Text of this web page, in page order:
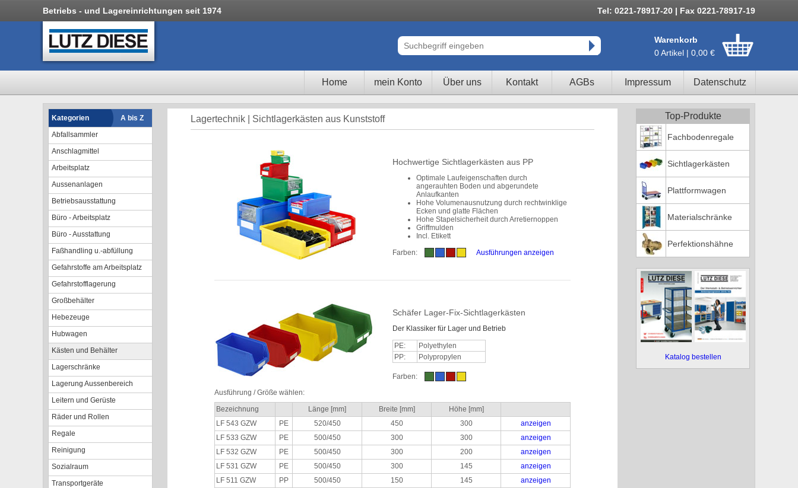
Betriebs - und Lagereinrichtungen seit 1974 Tel: 0221-78917-20 | Fax 0221-78917-19
Warenkorb
0 Artikel | 0,00 €
Home mein Konto Über uns Kontakt AGBs Impressum Datenschutz
Kategorien
A bis Z
Abfallsammler
Anschlagmittel
Arbeitsplatz
Aussenanlagen
Betriebsausstattung
Büro - Arbeitsplatz
Büro - Ausstattung
Faßhandling u.-abfüllung
Gefahrstoffe am Arbeitsplatz
Gefahrstofflagerung
Großbehälter
Hebezeuge
Hubwagen
Kästen und Behälter
Lagerschränke
Lagerung Aussenbereich
Leitern und Gerüste
Räder und Rollen
Regale
Reinigung
Sozialraum
Transportgeräte
Lagertechnik | Sichtlagerkästen aus Kunststoff
Hochwertige Sichtlagerkästen aus PP
Optimale Laufeigenschaften durch
angerauhten Boden und abgerundete
Anlaufkanten
Hohe Volumenausnutzung durch rechtwinklige
Ecken und glatte Flächen
Hohe Stapelsicherheit durch Arretiernoppen
Griffmulden
Incl. Etikett
Farben:
Ausführungen anzeigen
Schäfer Lager-Fix-Sichtlagerkästen
Der Klassiker für Lager und Betrieb
PE:
Polyethylen
PP:
Polypropylen
Farben:
Ausführung / Größe wählen:
Bezeichnung
Länge [mm] Breite [mm]
Höhe [mm]
LF 543 GZW
PE 520/450 450 300
anzeigen
LF 533 GZW
PE 500/450 300 300
anzeigen
LF 532 GZW
PE 500/450 300 200
anzeigen
LF 531 GZW
PE 500/450 300 145
anzeigen
LF 511 GZW
PP 500/450 150 145
anzeigen
Top-Produkte
Fachbodenregale
Sichtlagerkästen
Plattformwagen
Materialschränke
Perfektionshähne
Katalog bestellen